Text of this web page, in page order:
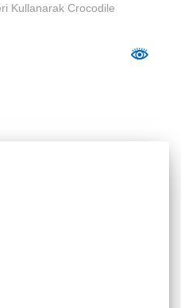
Kullanarak Crocodile